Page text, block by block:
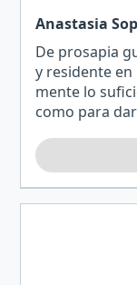
Anastasia
De prosapia
y residente
mente lo
como para
sueños.